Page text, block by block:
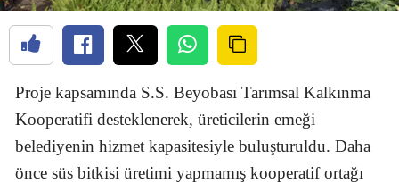
Proje kapsamında S.S. Beyobası Tarımsal Kalkınma
Kooperatifi desteklenerek, üreticilerin emeği
belediyenin hizmet kapasitesiyle buluşturuldu. Daha
önce süs bitkisi üretimi yapmamış kooperatif ortağı